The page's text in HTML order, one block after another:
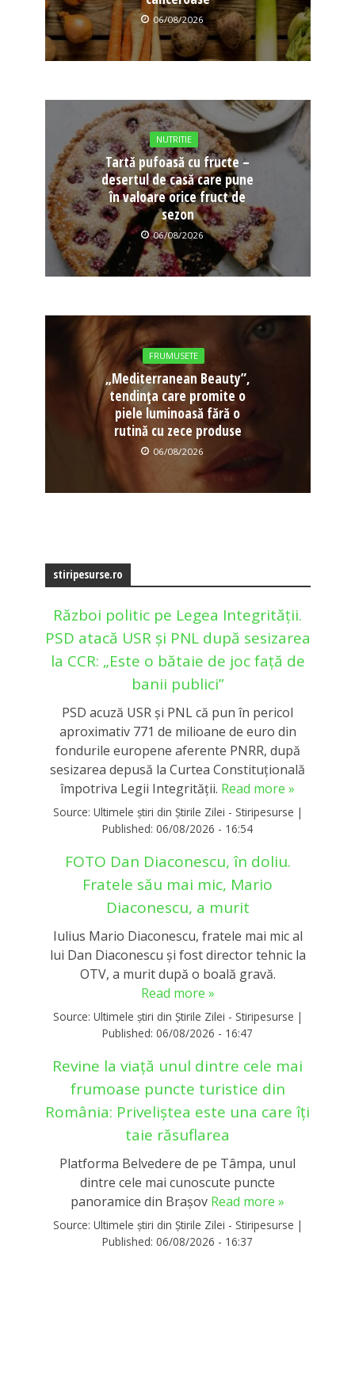
06/08/2026
NUTRITIE
Tartă pufoasă cu fructe –
desertul de casă care pune
în valoare orice fruct de
sezon
06/08/2026
FRUMUSETE
„Mediterranean Beauty”,
tendința care promite o
piele luminoasă fără o
rutină cu zece produse
06/08/2026
stiripesurse.ro
Război politic pe Legea Integrității.
PSD atacă USR și PNL după sesizarea
la CCR: „Este o bătaie de joc față de
banii publici”
PSD acuză USR și PNL că pun în pericol
aproximativ 771 de milioane de euro din
fondurile europene aferente PNRR, după
sesizarea depusă la Curtea Constituțională
împotriva Legii Integrității. Read more »
Source: Ultimele știri din Știrile Zilei - Stiripesurse |
Published: 06/08/2026 - 16:54
FOTO Dan Diaconescu, în doliu.
Fratele său mai mic, Mario
Diaconescu, a murit
Iulius Mario Diaconescu, fratele mai mic al
lui Dan Diaconescu și fost director tehnic la
OTV, a murit după o boală gravă.
Read more »
Source: Ultimele știri din Știrile Zilei - Stiripesurse |
Published: 06/08/2026 - 16:47
Revine la viață unul dintre cele mai
frumoase puncte turistice din
România: Priveliștea este una care îți
taie răsuflarea
Platforma Belvedere de pe Tâmpa, unul
dintre cele mai cunoscute puncte
panoramice din Brașov Read more »
Source: Ultimele știri din Știrile Zilei - Stiripesurse |
Published: 06/08/2026 - 16:37